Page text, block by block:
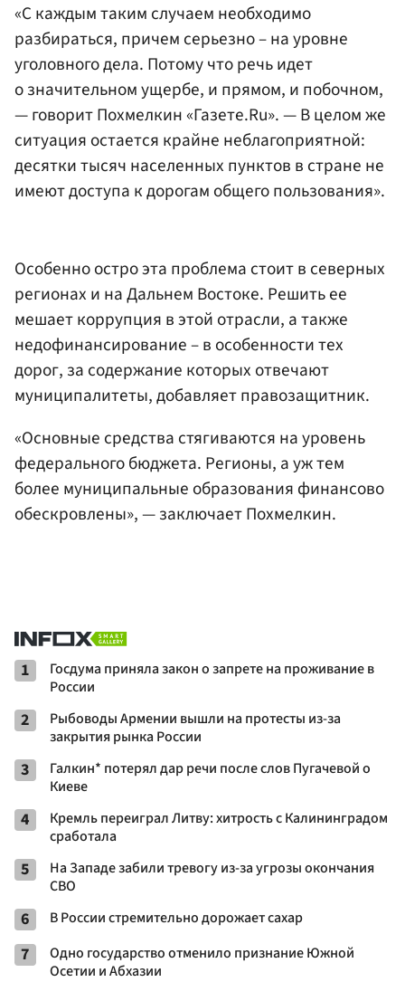
«С каждым таким случаем необходимо
разбираться, причем серьезно – на уровне
уголовного дела. Потому что речь идет
о значительном ущербе, и прямом, и побочном,
— говорит Похмелкин «Газете.Ru». — В целом же
ситуация остается крайне неблагоприятной:
десятки тысяч населенных пунктов в стране не
имеют доступа к дорогам общего пользования».
Особенно остро эта проблема стоит в северных
регионах и на Дальнем Востоке. Решить ее
мешает коррупция в этой отрасли, а также
недофинансирование – в особенности тех
дорог, за содержание которых отвечают
муниципалитеты, добавляет правозащитник.
«Основные средства стягиваются на уровень
федерального бюджета. Регионы, а уж тем
более муниципальные образования финансово
обескровлены», — заключает Похмелкин.
1
Госдума приняла закон о запрете на проживание в
России
2
Рыбоводы Армении вышли на протесты из-за
закрытия рынка России
3
Галкин* потерял дар речи после слов Пугачевой о
Киеве
4
Кремль переиграл Литву: хитрость с Калининградом
сработала
5
На Западе забили тревогу из-за угрозы окончания
СВО
6 В России стремительно дорожает сахар
7
Одно государство отменило признание Южной
Осетии и Абхазии